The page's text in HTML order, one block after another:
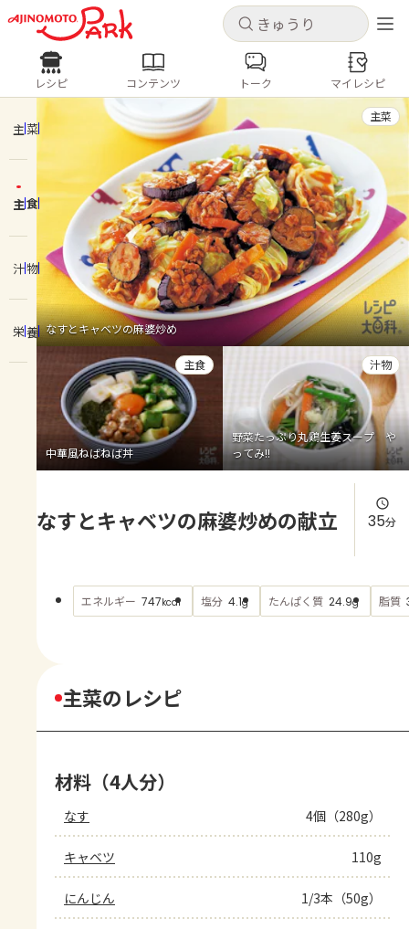
キャンセル
ログインするとレシピを保存できます
ログイン 新規登録
ホーム
コンテンツ
レシピ
トーク
よくあるお問い合わせ
お買い物
AJINOMOTO PARK とは
キャンセル
レシピ コンテンツ
人気の食材・レシピ
きゅうり なす トマト
とうもろこし
ピーマン
みょうが ゴーヤ
レシピ コンテンツ トーク マイレシピ
主菜
主食
汁物
栄養 なすとキャベツの麻婆炒め
主菜
中華風ねばねば丼
主食
野菜たっぷり丸鶏生姜スープ や
ってみ!!
汁物
なすとキャベツの麻婆炒めの献立 35分
エネルギー 747kcal 塩分 4.1g たんぱく質 24.9g 脂質
主菜のレシピ
材料（4人分）
なす 4個（280g）
キャベツ 110g
にんじん 1/3本（50g）